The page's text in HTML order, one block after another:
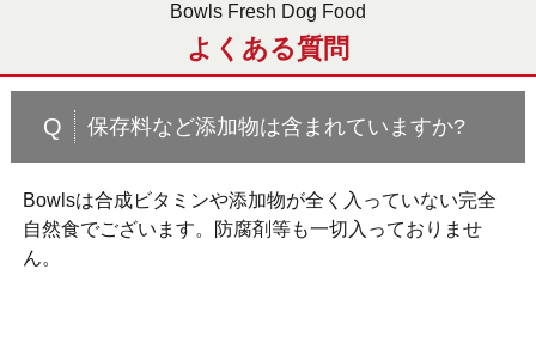
Bowls Fresh Dog Food
よくある質問
Q 保存料など添加物は含まれていますか?
Bowlsは合成ビタミンや添加物が全く入っていない完全
自然食でございます。防腐剤等も一切入っておりませ
ん。